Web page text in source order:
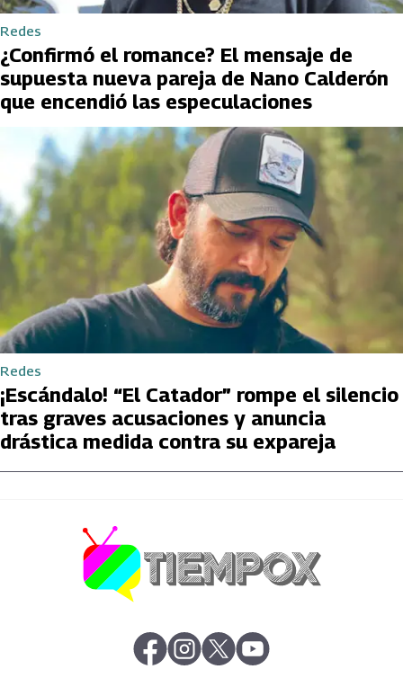
Redes
¿Confirmó el romance? El mensaje de
supuesta nueva pareja de Nano Calderón
que encendió las especulaciones
Redes
¡Escándalo! “El Catador” rompe el silencio
tras graves acusaciones y anuncia
drástica medida contra su expareja
abre en nueva pestaña
abre en nueva pestaña
abre en nueva pestaña